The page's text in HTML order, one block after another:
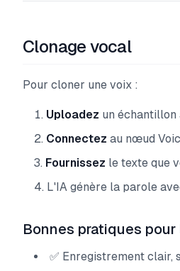
Clonage vocal
Pour cloner une voix :
Uploadez un échantillon
Connectez au nœud
Fournissez le texte que
L'IA génère la parole
Bonnes pratiques
✅ Enregistrement clair,